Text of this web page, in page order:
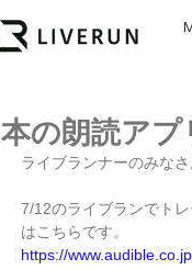
本の朗読アプ
ライブランナーのみなさ
7/12のライブランでト
はこちらです。
https://